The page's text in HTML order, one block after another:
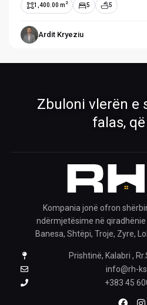
1,400.00 m 2 5 5
Ardit Kryeziu
Zbuloni vlerën e
falas,
Kompania jonë ofron
ndërmjetësime në
Banesa, Shtëpi, Troje, Zyre,
Prishtinë, Kalabri ,
info@rh-
+383 45
Pronat
Mëso më shumë për ekipin tonë
Pronat e ruajtura
Shiko pronat që i ke ruajtur
›